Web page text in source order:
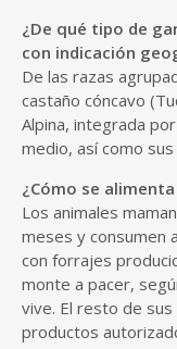
¿De qué tipo de
con indicación
De las razas
castaño cóncavo
Alpina, integrada
medio, así como sus
¿Cómo se
Los animales
meses y consumen
con forrajes
monte a pacer,
vive. El resto de
productos